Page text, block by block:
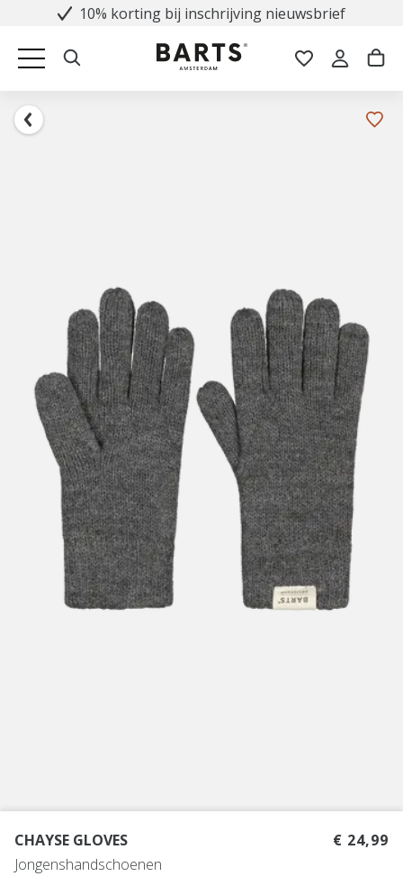
10% korting bij inschrijving nieuwsbrief
CHAYSE GLOVES
Jongenshandschoenen
€ 24,99